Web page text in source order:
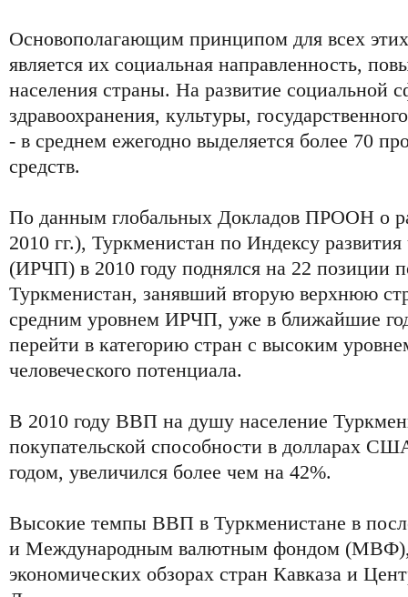
Основополагающим принципом для всех
является их социальная направленность,
населения страны. На развитие социальной
здравоохранения, культуры,
- в среднем ежегодно выделяется более 70
средств.
По данным глобальных Докладов ПРООН о
2010 гг.), Туркменистан по Индексу развития
(ИРЧП) в 2010 году поднялся на 22 позиции
Туркменистан, занявший вторую верхнюю
средним уровнем ИРЧП, уже в ближайшие
перейти в категорию стран с высоким
человеческого потенциала.
В 2010 году ВВП на душу население
покупательской способности в долларах
годом, увеличился более чем на 42%.
Высокие темпы ВВП в Туркменистане в
и Международным валютным фондом (МВФ),
экономических обзорах стран Кавказа и